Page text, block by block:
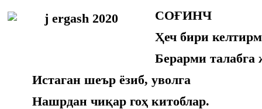
СОҒИНЧ
Ҳеч бири
Берарми талабга
Истаган шеър ёзиб, уволга
Нашрдан чиқар гоҳ китоблар.